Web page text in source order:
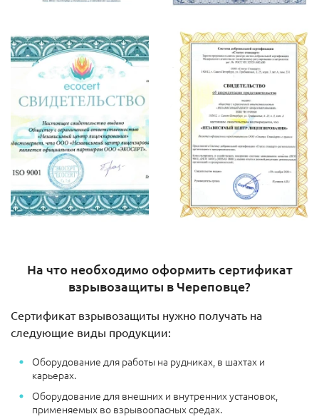
На что необходимо оформить сертификат
взрывозащиты в Череповце?
Сертификат взрывозащиты нужно получать на
следующие виды продукции:
Оборудование для работы на рудниках, в шахтах и
карьерах.
Оборудование для внешних и внутренних установок,
применяемых во взрывоопасных средах.